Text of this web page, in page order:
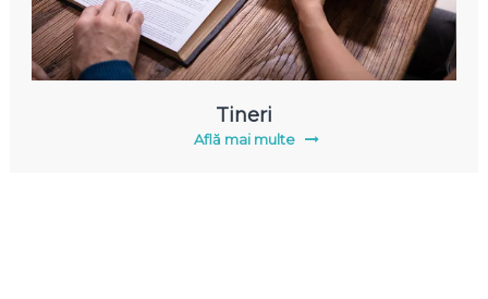
Tineri
Află mai multe